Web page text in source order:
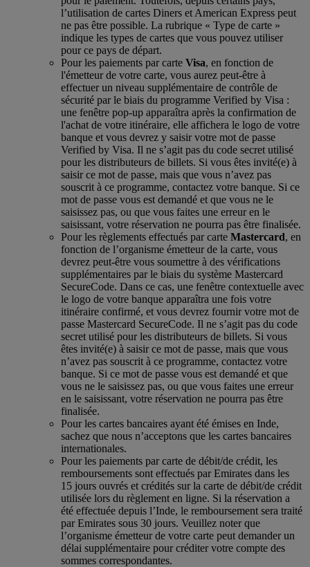
l’utilisation de cartes Diners et American Express peut
ne pas être possible. La rubrique « Type de carte »
indique les types de cartes que vous pouvez utiliser
pour ce pays de départ.
Pour les paiements par carte Visa, en fonction de
l'émetteur de votre carte, vous aurez peut-être à
effectuer un niveau supplémentaire de contrôle de
sécurité par le biais du programme Verified by Visa :
une fenêtre pop-up apparaîtra après la confirmation de
l'achat de votre itinéraire, elle affichera le logo de votre
banque et vous devrez y saisir votre mot de passe
Verified by Visa. Il ne s’agit pas du code secret utilisé
pour les distributeurs de billets. Si vous êtes invité(e) à
saisir ce mot de passe, mais que vous n’avez pas
souscrit à ce programme, contactez votre banque. Si ce
mot de passe vous est demandé et que vous ne le
saisissez pas, ou que vous faites une erreur en le
saisissant, votre réservation ne pourra pas être finalisée.
Pour les règlements effectués par carte Mastercard, en
fonction de l’organisme émetteur de la carte, vous
devrez peut-être vous soumettre à des vérifications
supplémentaires par le biais du système Mastercard
SecureCode. Dans ce cas, une fenêtre contextuelle avec
le logo de votre banque apparaîtra une fois votre
itinéraire confirmé, et vous devrez fournir votre mot de
passe Mastercard SecureCode. Il ne s’agit pas du code
secret utilisé pour les distributeurs de billets. Si vous
êtes invité(e) à saisir ce mot de passe, mais que vous
n’avez pas souscrit à ce programme, contactez votre
banque. Si ce mot de passe vous est demandé et que
vous ne le saisissez pas, ou que vous faites une erreur
en le saisissant, votre réservation ne pourra pas être
finalisée.
Pour les cartes bancaires ayant été émises en Inde,
sachez que nous n’acceptons que les cartes bancaires
internationales.
Pour les paiements par carte de débit/de crédit, les
remboursements sont effectués par Emirates dans les
15 jours ouvrés et crédités sur la carte de débit/de crédit
utilisée lors du règlement en ligne. Si la réservation a
été effectuée depuis l’Inde, le remboursement sera traité
par Emirates sous 30 jours. Veuillez noter que
l’organisme émetteur de votre carte peut demander un
délai supplémentaire pour créditer votre compte des
sommes correspondantes.